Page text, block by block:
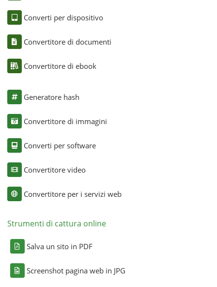
Converti per dispositivo
Convertitore di documenti
Convertitore di ebook
Generatore hash
Convertitore di immagini
Converti per software
Convertitore video
Convertitore per i servizi web
Strumenti di cattura online
Salva un sito in PDF
Screenshot pagina web in JPG